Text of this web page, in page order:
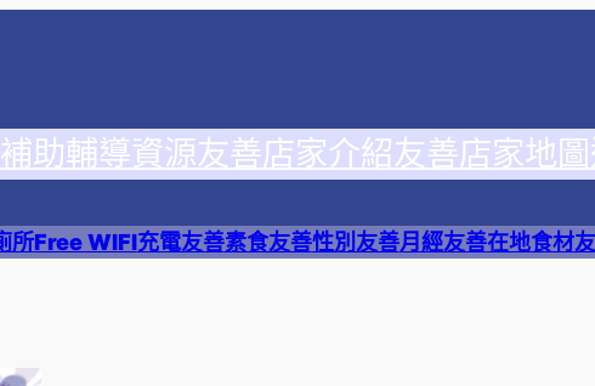
補助輔導資源友善店家介紹友善店家地圖
所Free WIFI充電友善素食友善性別友善月經友善在地食材